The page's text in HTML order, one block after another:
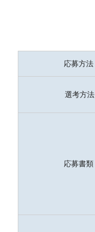
応募方法
選考方法
応募書類